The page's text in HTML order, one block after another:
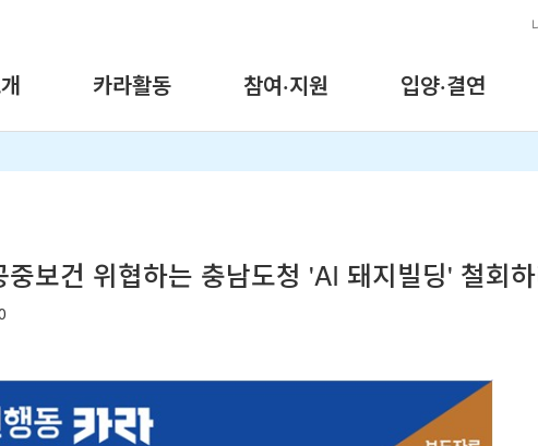
카라활동 참여·지원 입양·결연
보건 위협하는 충남도청 'AI 돼지빌딩' 철회